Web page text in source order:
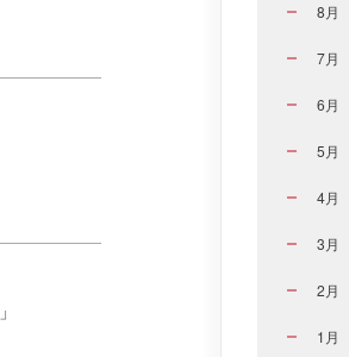
8月
7月
6月
5月
4月
3月
2月
1月